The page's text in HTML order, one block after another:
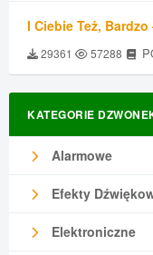
I Ciebie Też,
29361 57288
KATEGORIE
Alarmowe
Efekty
Elektroniczne